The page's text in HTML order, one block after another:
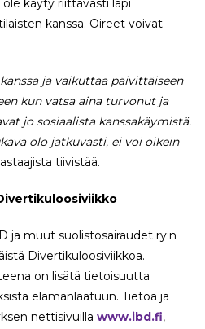
käyty riittävästi läpi
kanssa. Oireet voivat
ja vaikuttaa päivittäiseen
kun vatsa aina turvonut ja
jo sosiaalista kanssakäymistä.
olo jatkuvasti, ei voi oikein
tiivistää.
ja muut suolistosairaudet ry:n
Divertikuloosiviikkoa.
on lisätä tietoisuutta
elämänlaatuun. Tietoa ja
nettisivuilla www.ibd.fi,